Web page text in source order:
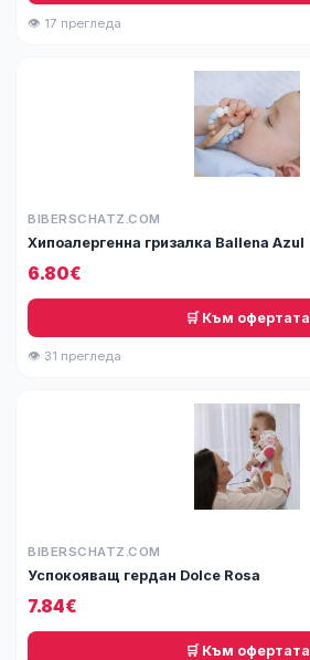
👁 17 прегледа
BIBERSCHATZ.COM
Хипоалергенна гризалка Ballena Azul
6.80€
🛒 Към офертата
👁 31 прегледа
BIBERSCHATZ.COM
Успокояващ гердан Dolce Rosa
7.84€
🛒 Към офертата